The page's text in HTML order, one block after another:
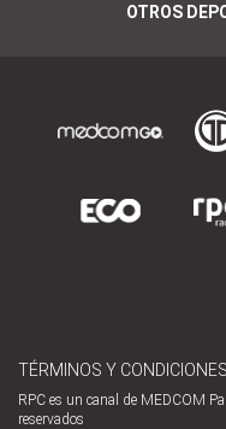
OTROS
TÉRMINOS Y CONDICIONES
RPC es un canal de MEDCOM
reservados